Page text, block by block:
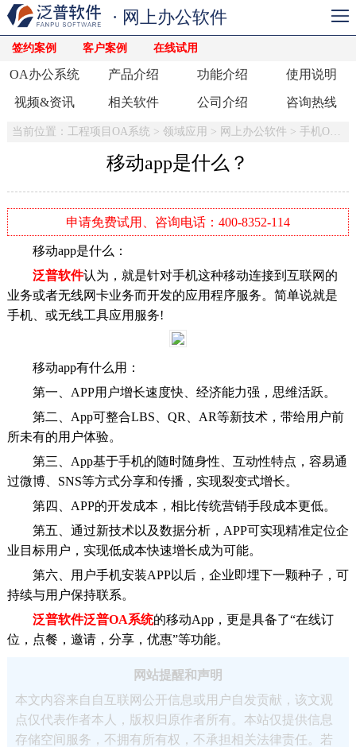
签约案例 客户案例 在线试用
· 网上办公软件
OA办公系统 产品介绍 功能介绍 使用说明
视频&资讯 相关软件 公司介绍 咨询热线
当前位置： 工程项目OA系统 > 领域应用 > 网上办公软件 > 手机OA办公系统
移动app是什么？
申请免费试用、咨询电话：400-8352-114
移动app是什么：
泛普软件认为，就是针对手机这种移动连接到互联网的
业务或者无线网卡业务而开发的应用程序服务。简单说就是
手机、或无线工具应用服务!
移动app有什么用：
第一、APP用户增长速度快、经济能力强，思维活跃。
第二、App可整合LBS、QR、AR等新技术，带给用户前
所未有的用户体验。
第三、App基于手机的随时随身性、互动性特点，容易通
过微博、SNS等方式分享和传播，实现裂变式增长。
第四、APP的开发成本，相比传统营销手段成本更低。
第五、通过新技术以及数据分析，APP可实现精准定位企
业目标用户，实现低成本快速增长成为可能。
第六、用户手机安装APP以后，企业即埋下一颗种子，可
持续与用户保持联系。
泛普软件泛普OA系统的移动App，更是具备了“在线订
位，点餐，邀请，分享，优惠”等功能。
网站提醒和声明
本文内容来自自互联网公开信息或用户自发贡献，该文观
点仅代表作者本人，版权归原作者所有。本站仅提供信息
存储空间服务，不拥有所有权，不承担相关法律责任。若